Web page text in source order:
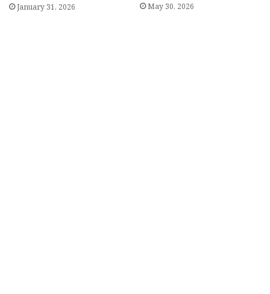
January 31, 2026 May 30, 2026